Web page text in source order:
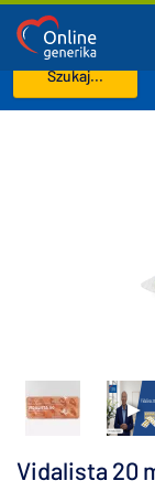
Szukaj...
Strona główna
Vidalista 20